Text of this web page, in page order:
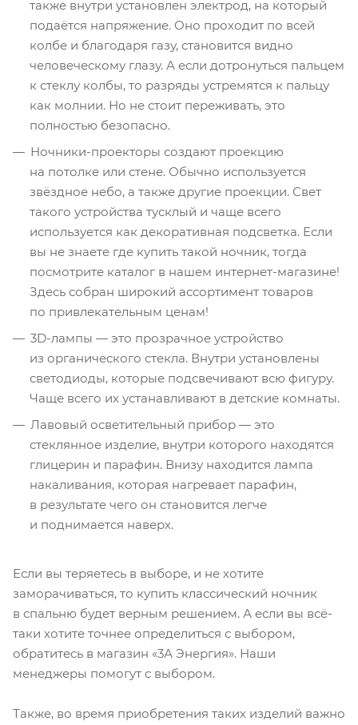
также внутри установлен электрод, на который
подаётся напряжение. Оно проходит по всей
колбе и благодаря газу, становится видно
человеческому глазу. А если дотронуться пальцем
к стеклу колбы, то разряды устремятся к пальцу
как молнии. Но не стоит переживать, это
полностью безопасно.
Ночники-проекторы создают проекцию
на потолке или стене. Обычно используется
звёздное небо, а также другие проекции. Свет
такого устройства тусклый и чаще всего
используется как декоративная подсветка. Если
вы не знаете где купить такой ночник, тогда
посмотрите каталог в нашем интернет-магазине!
Здесь собран широкий ассортимент товаров
по привлекательным ценам!
3D-лампы — это прозрачное устройство
из органического стекла. Внутри установлены
светодиоды, которые подсвечивают всю фигуру.
Чаще всего их устанавливают в детские комнаты.
Лавовый осветительный прибор — это
стеклянное изделие, внутри которого находятся
глицерин и парафин. Внизу находится лампа
накаливания, которая нагревает парафин,
в результате чего он становится легче
и поднимается наверх.
Если вы теряетесь в выборе, и не хотите
заморачиваться, то купить классический ночник
в спальню будет верным решением. А если вы всё-
таки хотите точнее определиться с выбором,
обратитесь в магазин «3А Энергия». Наши
менеджеры помогут с выбором.
Также, во время приобретения таких изделий важно